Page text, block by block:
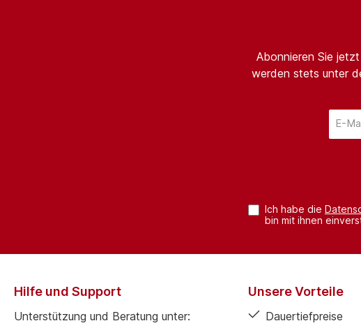
Abonnieren Sie
werden stets unter
Ich habe die
bin mit ihnen
Hilfe und Support
Unterstützung und Beratung unter:
Unsere Vorteile
Dauertiefpreise